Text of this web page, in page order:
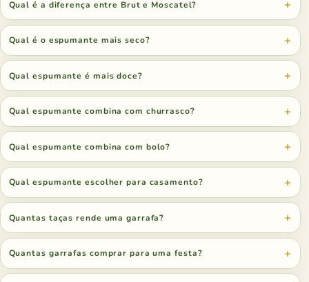
Qual é a diferença entre Brut e Moscatel?
Qual é o espumante mais seco?
Qual espumante é mais doce?
Qual espumante combina com churrasco?
Qual espumante combina com bolo?
Qual espumante escolher para casamento?
Quantas taças rende uma garrafa?
Quantas garrafas comprar para uma festa?